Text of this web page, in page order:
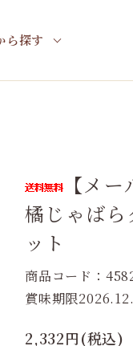
ら探す
【メ
橘じゃば
ット
商品コード：
賞味期限
2,332円(税込)